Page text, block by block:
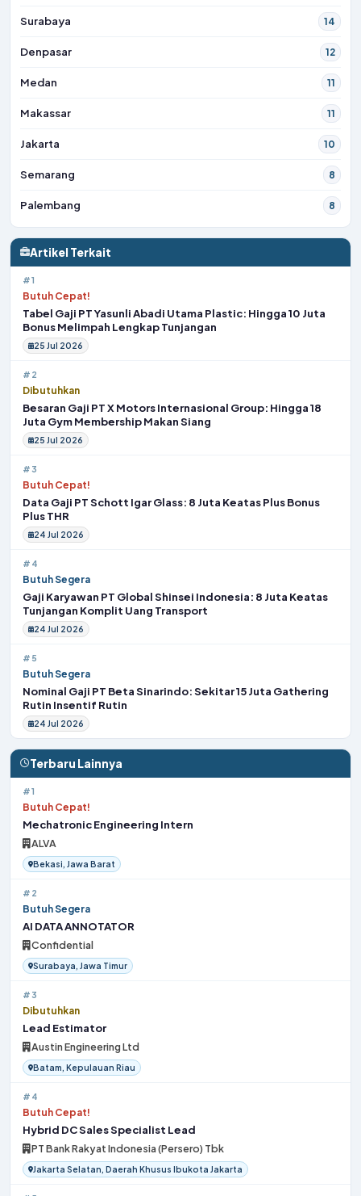
Surabaya 14
Denpasar 12
Medan 11
Makassar 11
Jakarta 10
Semarang 8
Palembang 8
Artikel Terkait
#1
Butuh Cepat!
Tabel Gaji PT Yasunli Abadi Utama Plastic: Hingga 10 Juta
Bonus Melimpah Lengkap Tunjangan
25 Jul 2026
#2
Dibutuhkan
Besaran Gaji PT X Motors Internasional Group: Hingga 18
Juta Gym Membership Makan Siang
25 Jul 2026
#3
Butuh Cepat!
Data Gaji PT Schott Igar Glass: 8 Juta Keatas Plus Bonus
Plus THR
24 Jul 2026
#4
Butuh Segera
Gaji Karyawan PT Global Shinsei Indonesia: 8 Juta Keatas
Tunjangan Komplit Uang Transport
24 Jul 2026
#5
Butuh Segera
Nominal Gaji PT Beta Sinarindo: Sekitar 15 Juta Gathering
Rutin Insentif Rutin
24 Jul 2026
Terbaru Lainnya
#1
Butuh Cepat!
Mechatronic Engineering Intern
ALVA
Bekasi, Jawa Barat
#2
Butuh Segera
AI DATA ANNOTATOR
Confidential
Surabaya, Jawa Timur
#3
Dibutuhkan
Lead Estimator
Austin Engineering Ltd
Batam, Kepulauan Riau
#4
Butuh Cepat!
Hybrid DC Sales Specialist Lead
PT Bank Rakyat Indonesia (Persero) Tbk
Jakarta Selatan, Daerah Khusus Ibukota Jakarta